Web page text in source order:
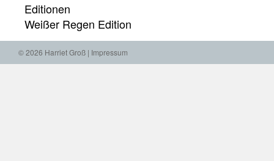
Editionen
Weißer Regen Edition
© 2026 Harriet Groß | Impressum